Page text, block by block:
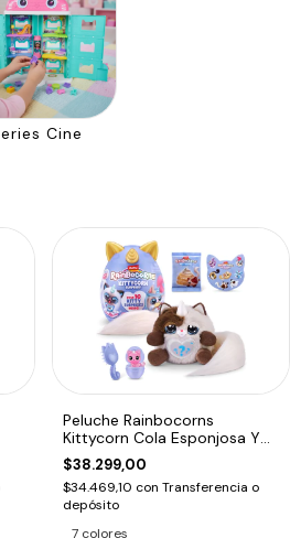
Cine
Peluche Rainbocorns
Kittycorn Cola Esponjosa Y
10 Sorpresas
$38.299,00
$34.469,10 con Transferencia o
depósito
7 colores